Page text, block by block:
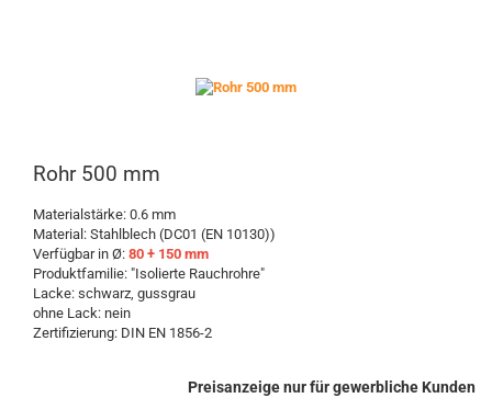
Rohr 500 mm
Materialstärke: 0.6 mm
Material: Stahlblech (DC01 (EN 10130))
Verfügbar in Ø: 80 + 150 mm
Produktfamilie: "Isolierte Rauchrohre"
Lacke: schwarz, gussgrau
ohne Lack: nein
Zertifizierung: DIN EN 1856-2
Preisanzeige nur für gewerbliche Kunden